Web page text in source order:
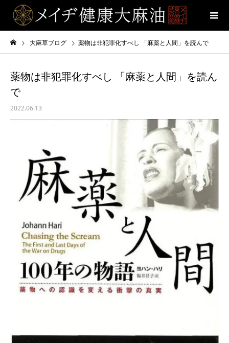
大麻草ブログ 薬物は非犯罪化すべし 「麻薬と人間」を読んで
薬物は非犯罪化すべし 「麻薬と人間」を読ん
で
2022.06.13